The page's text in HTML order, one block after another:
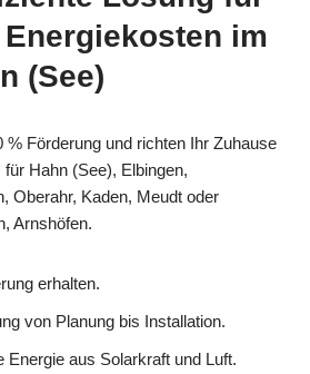
im
(See)
% Förderung und richten Ihr Zuhause
Hahn (See), Elbingen,
Oberahr, Kaden, Meudt oder
Arnshöfen.
erhalten.
von Planung bis Installation.
Energie aus Solarkraft und Luft.